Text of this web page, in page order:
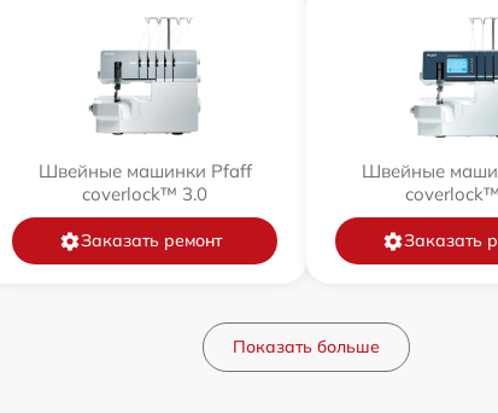
Швейные машинки Pfaff
coverlock™ 3.0
Заказать ремонт
Швейные
Заказать
Показать больше